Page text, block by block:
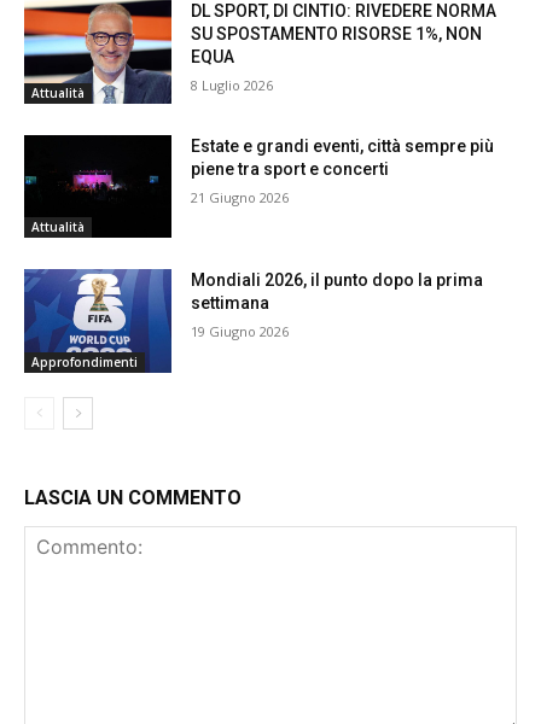
Attualità
DL SPORT, DI CINTIO: RIVEDERE NORMA
SU SPOSTAMENTO RISORSE 1%, NON
EQUA
8 Luglio 2026
Attualità
Estate e grandi eventi, città sempre più
piene tra sport e concerti
21 Giugno 2026
Approfondimenti
Mondiali 2026, il punto dopo la prima
settimana
19 Giugno 2026
LASCIA UN COMMENTO